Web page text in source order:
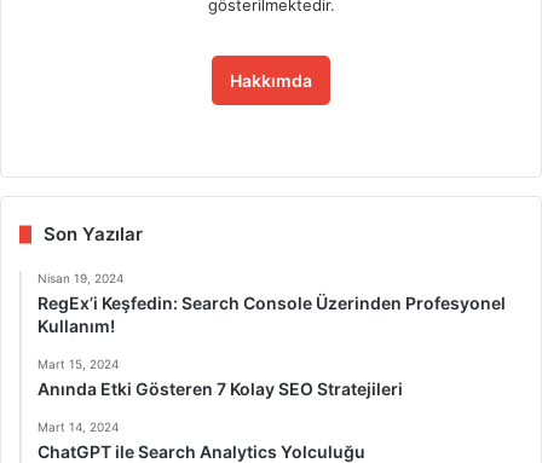
gösterilmektedir.
Hakkımda
bo
dIn ub ra
Son Yazılar
Nisan 19, 2024
RegEx’i Keşfedin: Search Console Üzerinden Profesyonel
Kullanım!
Mart 15, 2024
Anında Etki Gösteren 7 Kolay SEO Stratejileri
Mart 14, 2024
ChatGPT ile Search Analytics Yolculuğu